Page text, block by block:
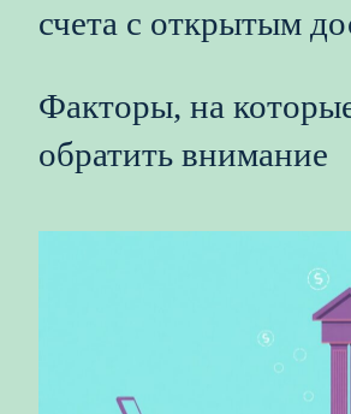
счета с открытым
Факторы, на
обратить внимание